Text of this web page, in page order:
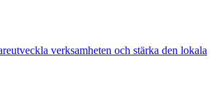
verksamheten och stärka den lokala